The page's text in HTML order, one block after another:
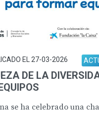
EL 27-03-2026
DE LA
se ha celebrado una